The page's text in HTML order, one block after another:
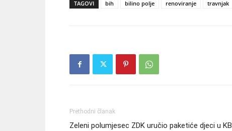
TAGOVI bih bilino polje renoviranje travnjak
Prethodni članak
Zeleni polumjesec ZDK uručio paketiće djeci u KB